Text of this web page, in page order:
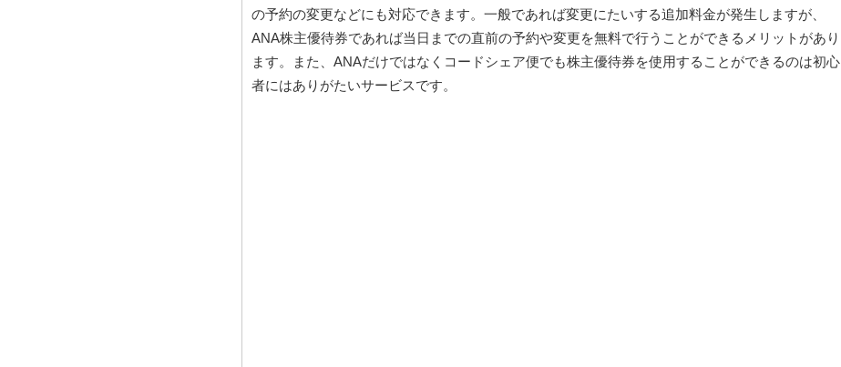
の予約の変更などにも対応できます。一般であれば変更にたいする追加料金が発生しますが、
ANA株主優待券であれば当日までの直前の予約や変更を無料で行うことができるメリットがあり
ます。また、ANAだけではなくコードシェア便でも株主優待券を使用することができるのは初心
者にはありがたいサービスです。